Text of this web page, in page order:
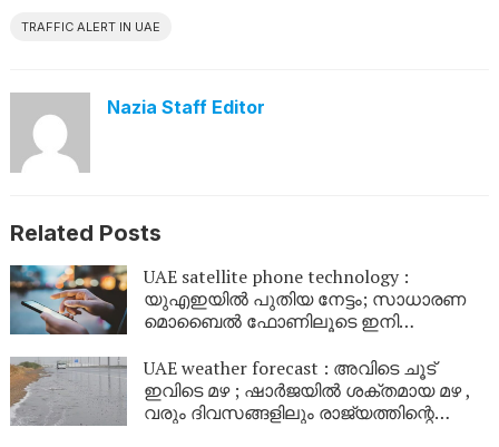
TRAFFIC ALERT IN UAE
Nazia Staff Editor
Related Posts
UAE satellite phone technology :
യുഎഇയിൽ പുതിയ നേട്ടം; സാധാരണ
മൊബൈൽ ഫോണിലൂടെ ഇനി
കൈമാറാം
UAE weather forecast : അവിടെ ചൂട്
ഇവിടെ മഴ ; ഷാർജയിൽ ശക്തമായ മഴ ,
വരും ദിവസങ്ങളിലും രാജ്യത്തിന്റെ